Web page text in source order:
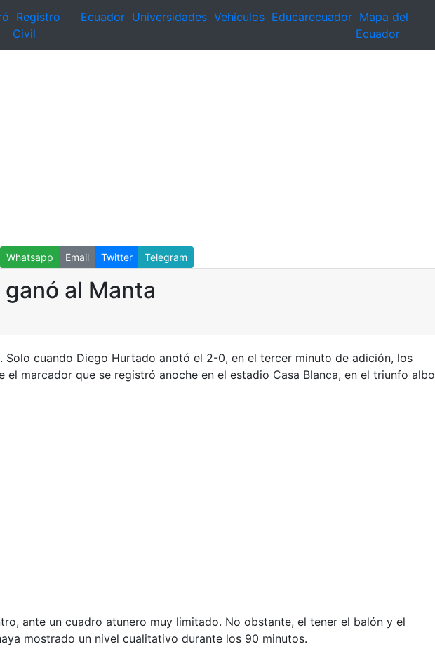
Registro
Civil
Ecuador Universidades Vehículos Educarecuador Mapa del
Ecuador
Whatsapp Email Twitter Telegram
al Manta
Solo cuando Diego Hurtado anotó el 2-0, en el tercer minuto de adición, los
marcador que se registró anoche en el estadio Casa Blanca, en el triunfo albo
ante un cuadro atunero muy limitado. No obstante, el tener el balón y el
mostrado un nivel cualitativo durante los 90 minutos.